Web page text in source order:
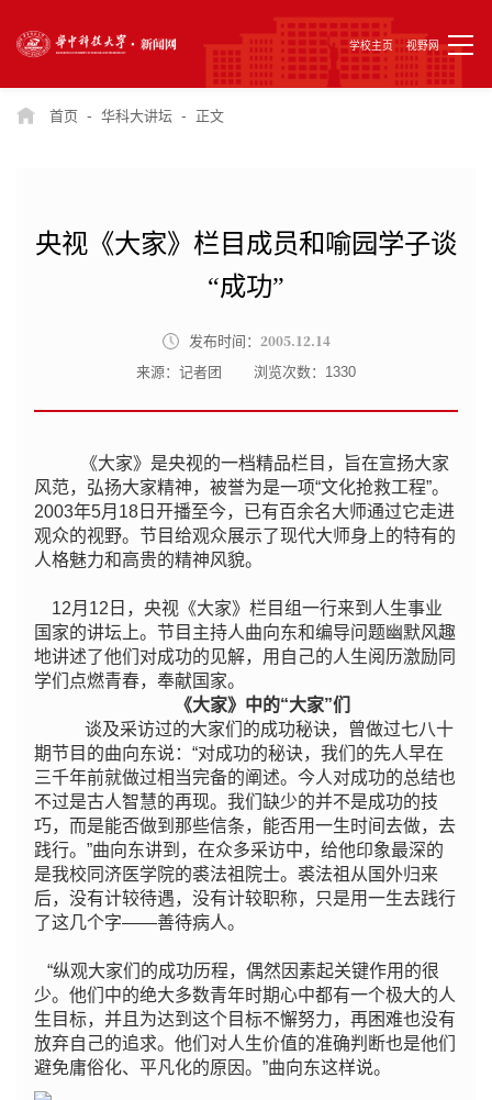
学校主页 视野网
首页 - 华科大讲坛 - 正文
央视《大家》栏目成员和喻园学子谈
“成功”
发布时间： 2005.12.14
来源：记者团 浏览次数： 1330
《大家》是央视的一档精品栏目，旨在宣扬大家
风范，弘扬大家精神，被誉为是一项“文化抢救工程”。
2003年5月18日开播至今，已有百余名大师通过它走进
观众的视野。节目给观众展示了现代大师身上的特有的
人格魅力和高贵的精神风貌。
12月12日，央视《大家》栏目组一行来到人生事业
国家的讲坛上。节目主持人曲向东和编导问题幽默风趣
地讲述了他们对成功的见解，用自己的人生阅历激励同
学们点燃青春，奉献国家。
《大家》中的“大家”们
谈及采访过的大家们的成功秘诀，曾做过七八十
期节目的曲向东说：“对成功的秘诀，我们的先人早在
三千年前就做过相当完备的阐述。今人对成功的总结也
不过是古人智慧的再现。我们缺少的并不是成功的技
巧，而是能否做到那些信条，能否用一生时间去做，去
践行。”曲向东讲到，在众多采访中，给他印象最深的
是我校同济医学院的裘法祖院士。裘法祖从国外归来
后，没有计较待遇，没有计较职称，只是用一生去践行
了这几个字——善待病人。
“纵观大家们的成功历程，偶然因素起关键作用的很
少。他们中的绝大多数青年时期心中都有一个极大的人
生目标，并且为达到这个目标不懈努力，再困难也没有
放弃自己的追求。他们对人生价值的准确判断也是他们
避免庸俗化、平凡化的原因。”曲向东这样说。